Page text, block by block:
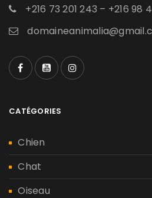
+216 73 201 243 – +216 98
CATÉGORIES
Chien
Chat
Oiseau